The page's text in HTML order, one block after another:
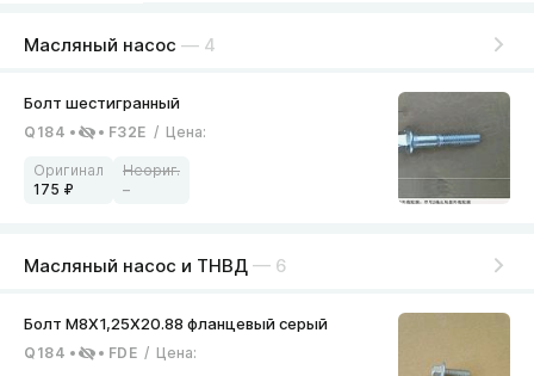
Масляный насос — 4
Q184 F32E / Цена:
175 –
Масляный насос и ТНВД — 6
Q184 FDE / Цена: